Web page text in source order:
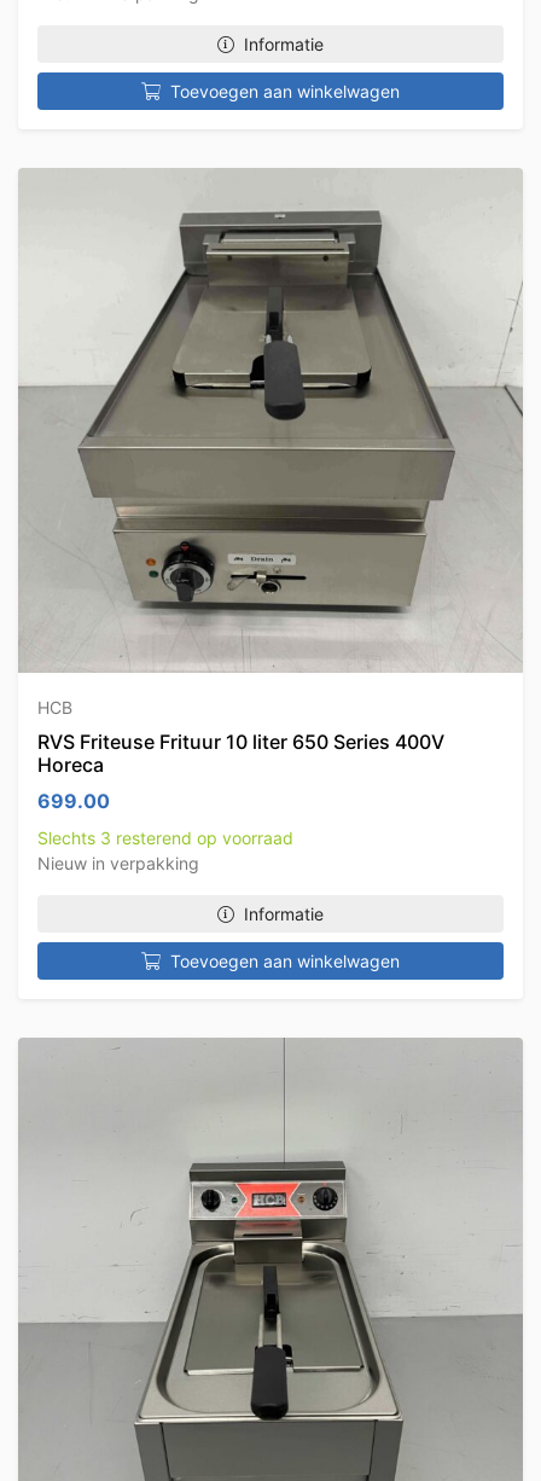
Informatie
Toevoegen aan winkelwagen
HCB
RVS Friteuse Frituur 10 liter 650 Series 400V
Horeca
699.00
Slechts 3 resterend op voorraad
Nieuw in verpakking
Informatie
Toevoegen aan winkelwagen